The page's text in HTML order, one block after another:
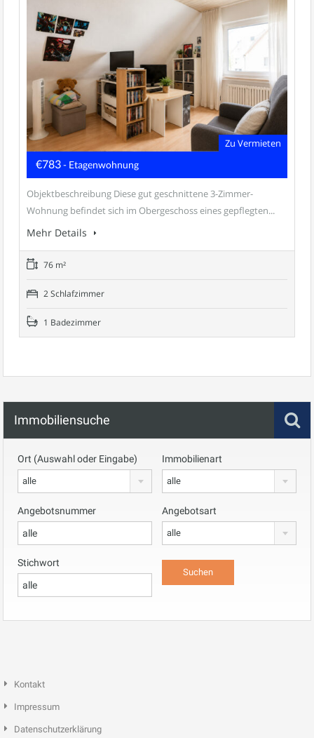
Zu Vermieten
€783- Etagenwohnung
Objektbeschreibung Diese gut geschnittene 3-Zimmer-
Wohnung befindet sich im Obergeschoss eines gepflegten...
Mehr Details
76 m²
2 Schlafzimmer
1 Badezimmer
Immobiliensuche
Ort (Auswahl oder Eingabe)
alle
Immobilienart
alle
Angebotsnummer Angebotsart
alle
Stichwort
Kontakt
Impressum
Datenschutzerklärung